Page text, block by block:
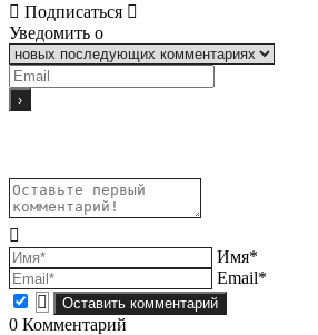
Подписаться
Уведомить о
Имя*
Email*
0 Комментарий